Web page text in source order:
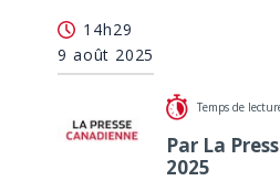
s'excuse auprès d'un
14h29
9 août 2025
Temps de
Par La
2025